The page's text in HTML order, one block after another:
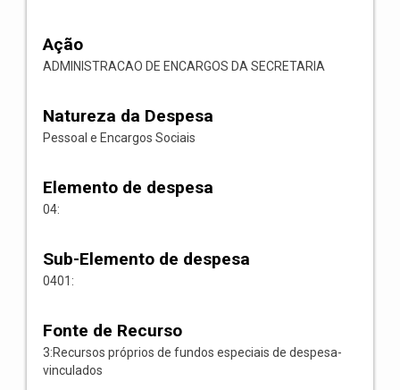
Ação
ADMINISTRACAO DE ENCARGOS DA SECRETARIA
Natureza da Despesa
Pessoal e Encargos Sociais
Elemento de despesa
04:
Sub-Elemento de despesa
0401:
Fonte de Recurso
3:Recursos próprios de fundos especiais de despesa-
vinculados